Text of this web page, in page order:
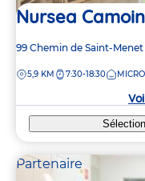
Nursea
Adresse
la
99 Chemin de Saint-
DISTANCE
5,9 KM 7:30-18:30
Partenaire